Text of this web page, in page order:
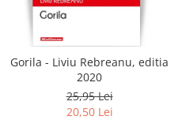
Gorila - Liviu Rebreanu, editia
2020
25,95 Lei
20,50 Lei